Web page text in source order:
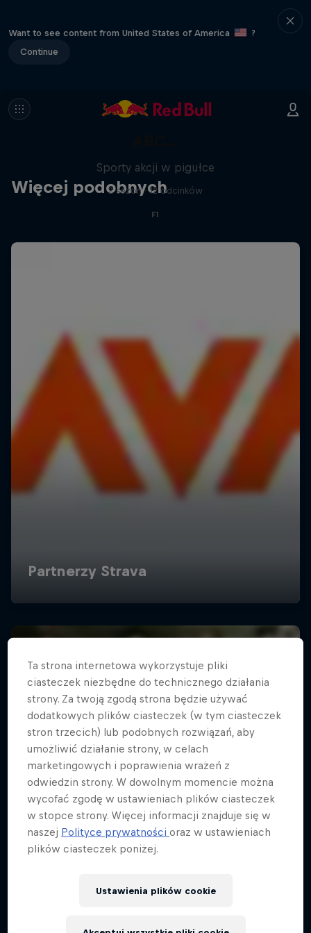
Want to see content from United States of America
?
Continue
Więcej podobnych
Sporty akcji w pigułce
2 sezon · 12 odcinków
F1
Ta strona internetowa wykorzystuje pliki
ciasteczek niezbędne do technicznego działania
strony. Za twoją zgodą strona będzie używać
dodatkowych plików ciasteczek (w tym ciasteczek
stron trzecich) lub podobnych rozwiązań, aby
umożliwić działanie strony, w celach
marketingowych i poprawienia wrażeń z
odwiedzin strony. W dowolnym momencie można
wycofać zgodę w ustawieniach plików ciasteczek
w stopce strony. Więcej informacji znajduje się w
naszej Polityce prywatnościoraz w ustawieniach
plików ciasteczek poniżej.
Ustawienia plików cookie